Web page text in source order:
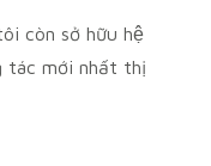
còn sở hữu hệ
tác mới nhất thị